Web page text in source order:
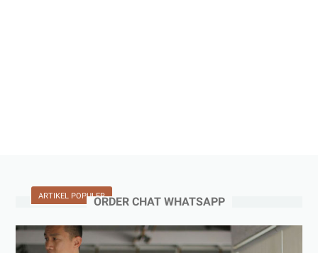
ARTIKEL POPULERORDER CHAT WHATSAPP